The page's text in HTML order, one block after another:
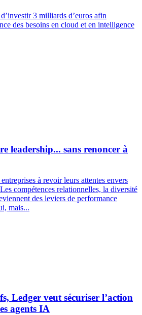
3 milliards d’euros afin
des besoins en cloud et en intelligence
leadership... sans renoncer à
à revoir leurs attentes envers
compétences relationnelles, la diversité
des leviers de performance
mais...
Ledger veut sécuriser l’action
agents IA